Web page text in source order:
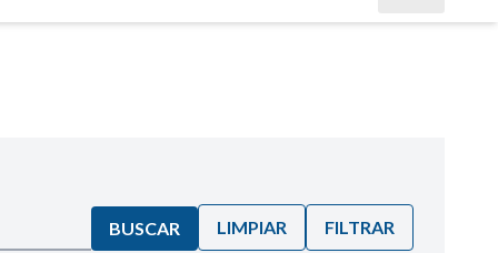
BUSCAR LIMPIAR FILTRAR